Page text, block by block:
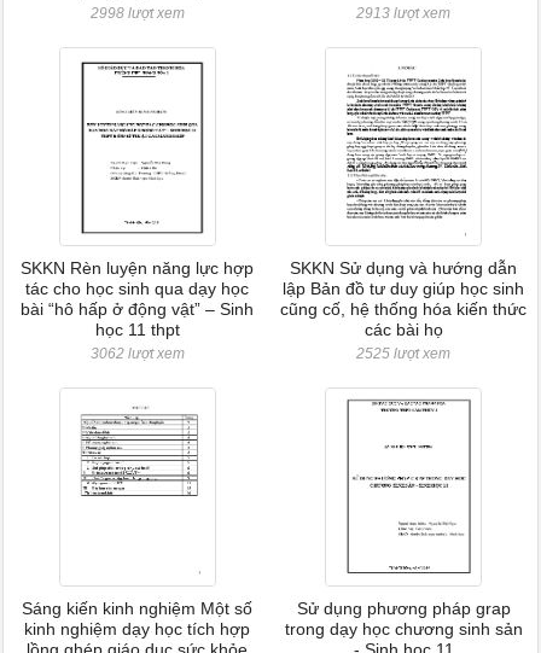
2998 lượt xem 2913 lượt xem
SKKN Rèn luyện năng lực hợp
tác cho học sinh qua dạy học
bài “hô hấp ở động vật” – Sinh
học 11 thpt
3062 lượt xem
SKKN Sử dụng và hướng dẫn
lập Bản đồ tư duy giúp học sinh
cũng cố, hệ thống hóa kiến thức
các bài họ
2525 lượt xem
Sáng kiến kinh nghiệm Một số
kinh nghiệm dạy học tích hợp
Sử dụng phương pháp grap
trong dạy học chương sinh sản